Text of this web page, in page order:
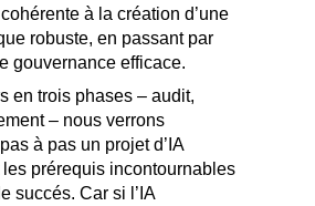
à la création d’une
robuste, en passant par
gouvernance efficace.
en trois phases – audit,
– nous verrons
à pas un projet d’IA
prérequis incontournables
succés. Car si l’IA